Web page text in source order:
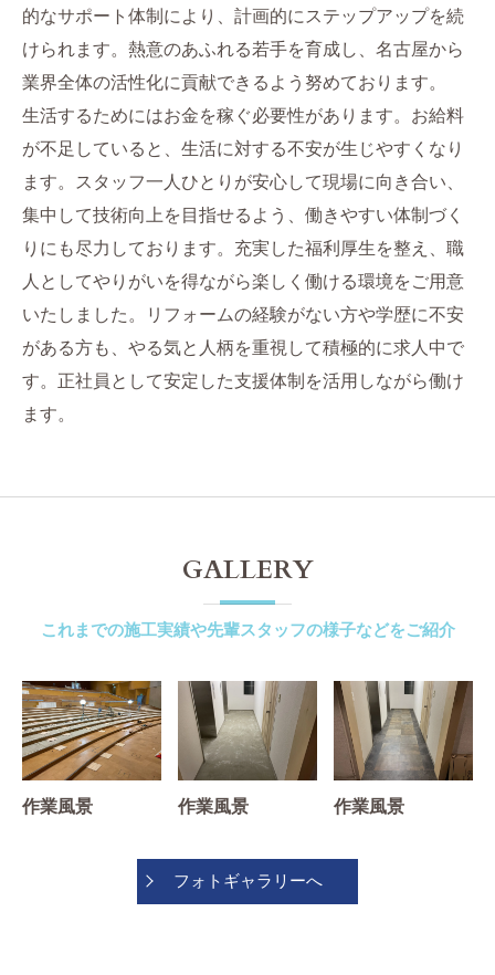
的なサポート体制により、計画的にステップアップを続
けられます。熱意のあふれる若手を育成し、名古屋から
業界全体の活性化に貢献できるよう努めております。
生活するためにはお金を稼ぐ必要性があります。お給料
が不足していると、生活に対する不安が生じやすくなり
ます。スタッフ一人ひとりが安心して現場に向き合い、
集中して技術向上を目指せるよう、働きやすい体制づく
りにも尽力しております。充実した福利厚生を整え、職
人としてやりがいを得ながら楽しく働ける環境をご用意
いたしました。リフォームの経験がない方や学歴に不安
がある方も、やる気と人柄を重視して積極的に求人中で
す。正社員として安定した支援体制を活用しながら働け
ます。
これまでの施工実績や先輩スタッフの様子などをご紹介
GALLERY
作業風景 作業風景 作業風景
フォトギャラリーへ